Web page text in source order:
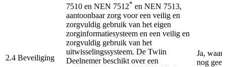
2.4 Beveiliging
7510 en NEN 7512* en NEN 7513,
aantoonbaar zorg voor een veilig en
zorgvuldig gebruik van het eigen
zorginformatiesysteem en een veilig en
zorgvuldig gebruik van het
uitwisselingssysteem. De Twiin
Deelnemer beschikt over een
Ja,
nog